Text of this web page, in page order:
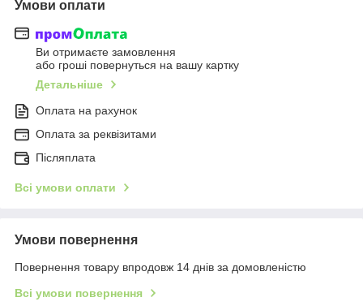
Умови оплати
Ви отримаєте замовлення
або гроші повернуться на вашу картку
Детальніше
Оплата на рахунок
Оплата за реквізитами
Післяплата
Всі умови оплати
Умови повернення
Повернення товару впродовж 14 днів за домовленістю
Всі умови повернення